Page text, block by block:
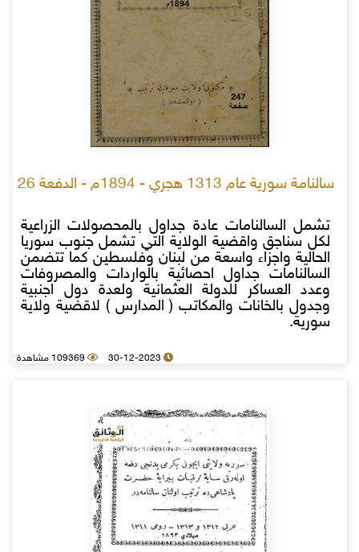
سالنامة سورية عام 1313 هجري - 1894م - الدفعة 26
تشمل السالنامات عادة جداول بالمحصولات الزراعية
لكل سناجق واقضية الولاية التي تشمل جنوب سوريا
الحالية واجزاء واسعة من لبنان وفلسطين كما تتضمن
السالنامات جداول احصائية بالواردات والمصروفات
وعدد العساكر للدولة العثمانية ولعدة دول اجنبية
وجدول بالخانات والمكاتب ( المدارس ) لاقضية ولاية
سورية.
30-12-2023 109369 مشاهدة